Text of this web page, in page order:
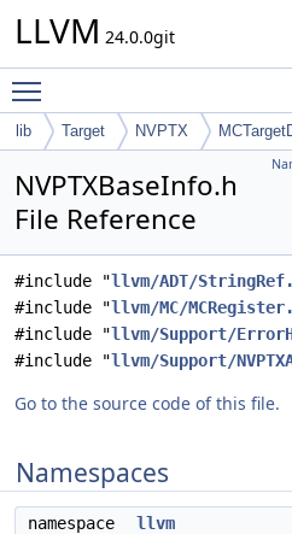
LLVM 24.0.0git
lib Target NVPTX
NVPTXBaseInfo.h
File Reference
#include "llvm/ADT/
#include "llvm/MC/
#include "llvm/Support/
#include "llvm/Support/
Go to the source code of this file.
Namespaces
namespace llvm